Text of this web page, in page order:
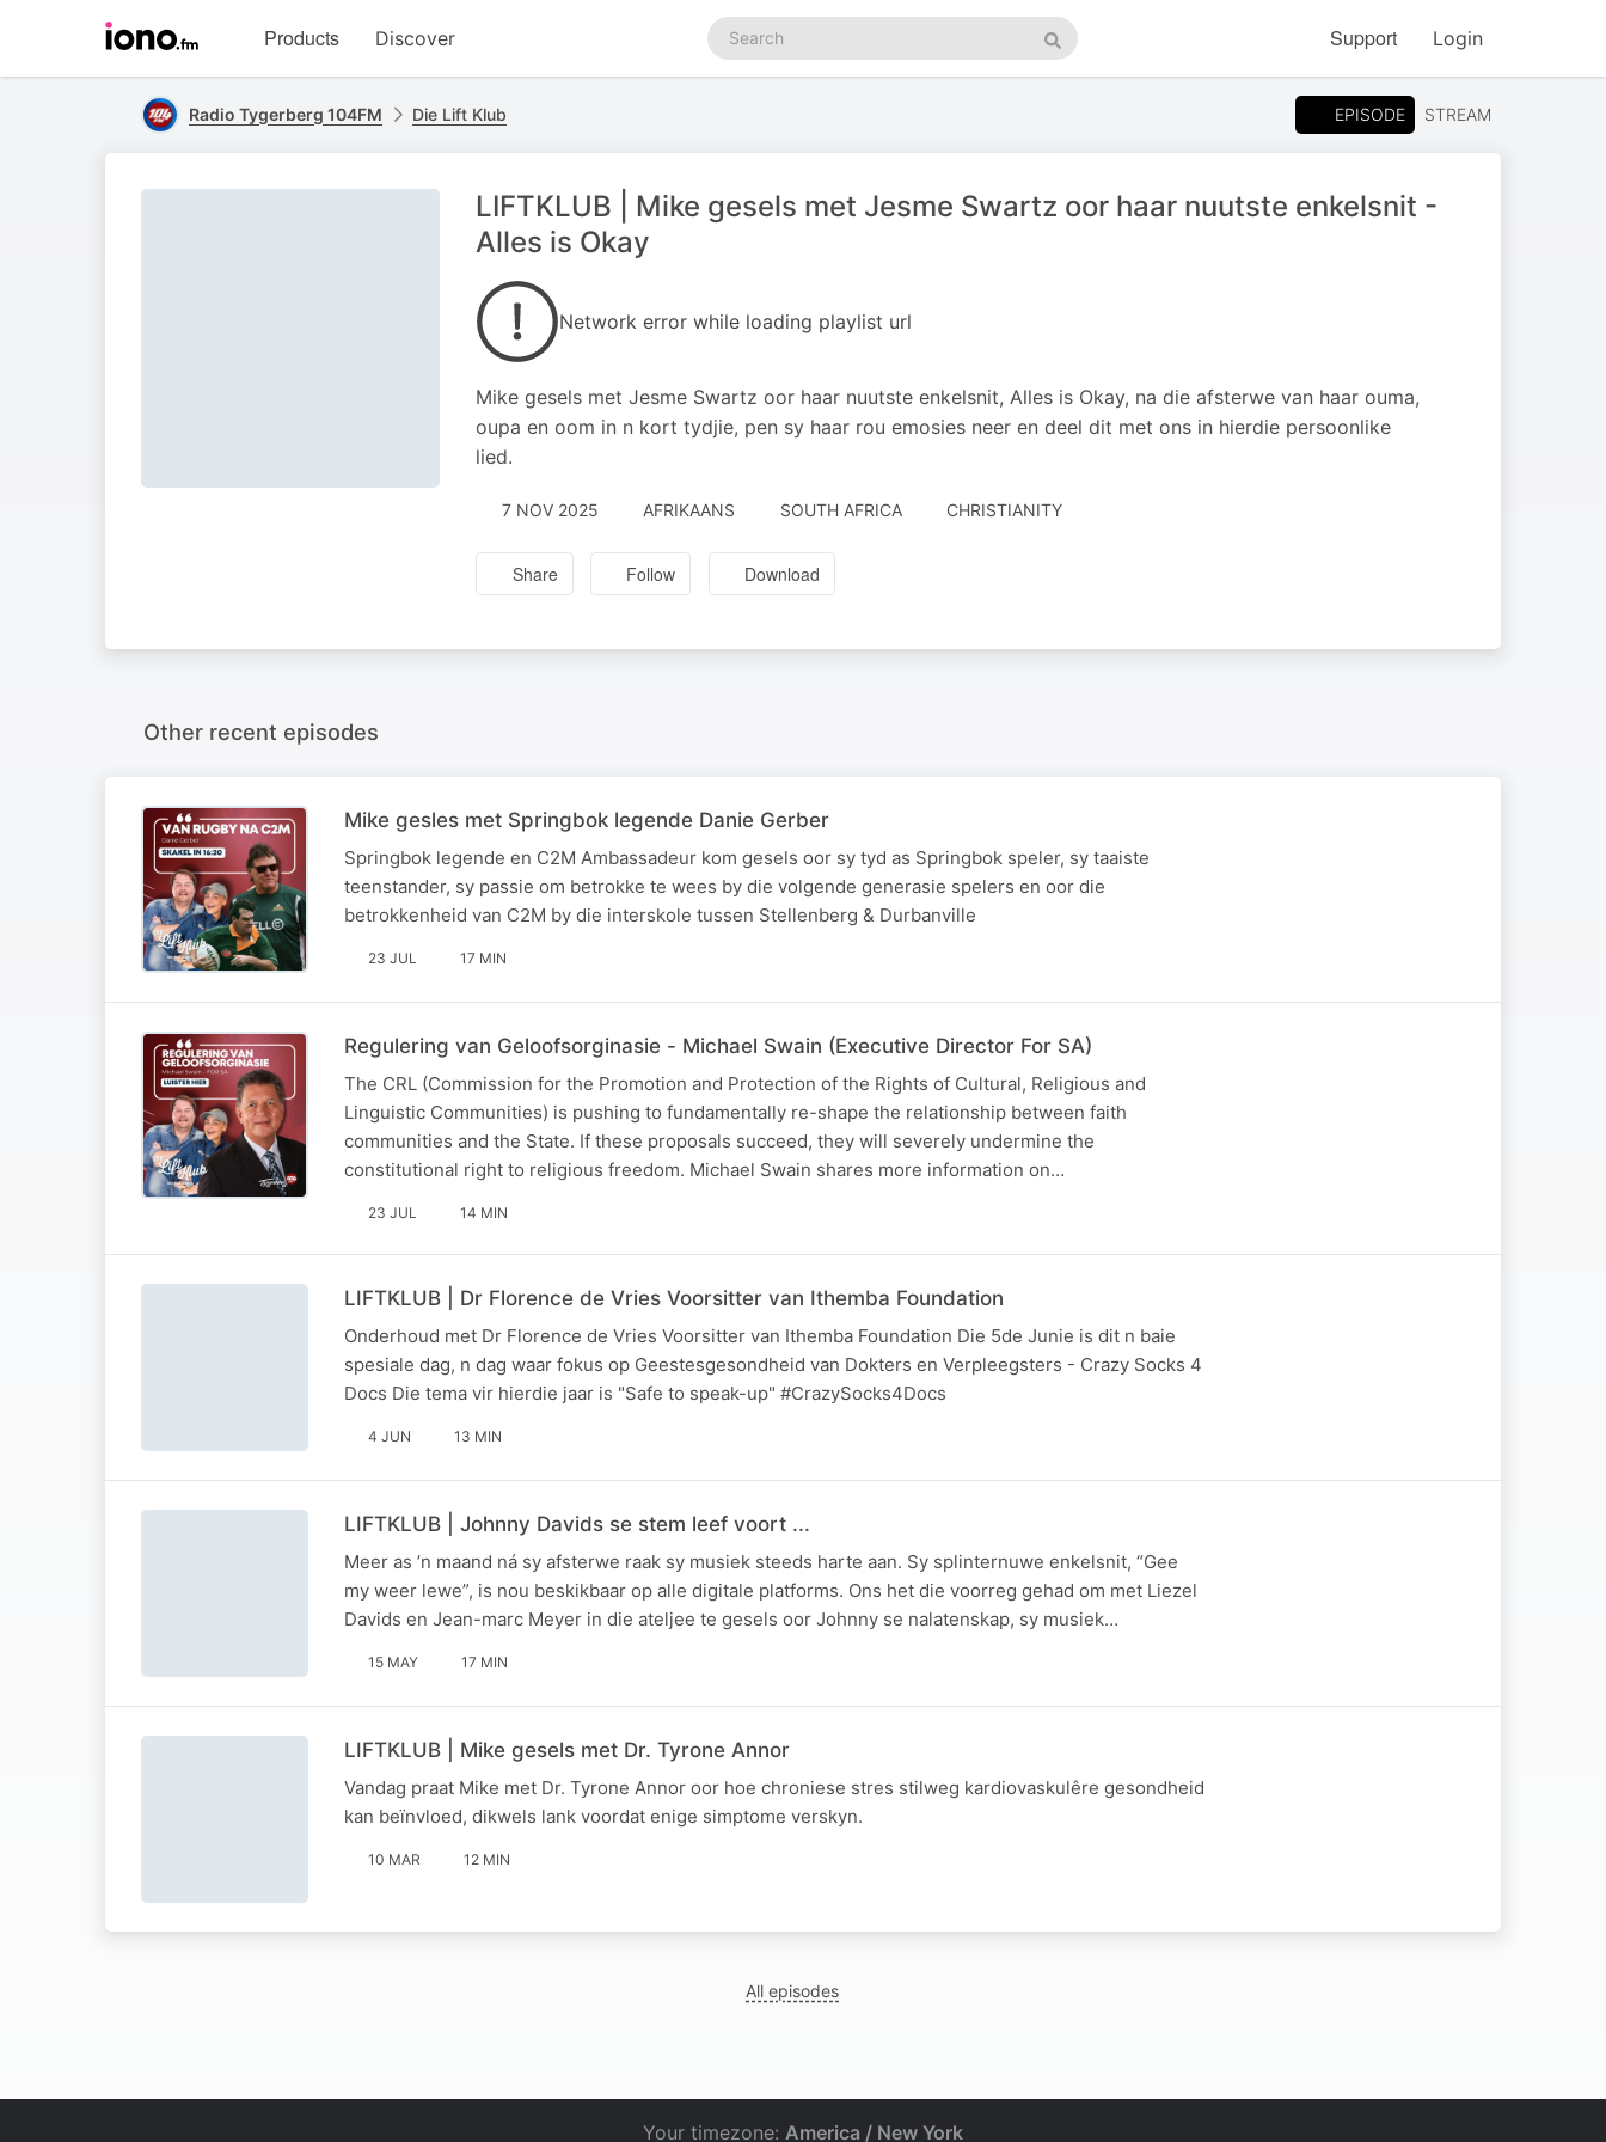
homepage
Products Discover
Search
podcasts
Search
Support Login
Radio Tygerberg 104FM Die Lift Klub EPISODE STREAM
LIFTKLUB | Mike gesels met Jesme Swartz oor haar nuutste enkelsnit -
Alles is Okay
Network error while loading playlist url
Mike gesels met Jesme Swartz oor haar nuutste enkelsnit, Alles is Okay, na die afsterwe van haar ouma,
oupa en oom in n kort tydjie, pen sy haar rou emosies neer en deel dit met ons in hierdie persoonlike
lied.
7 NOV 2025 AFRIKAANS SOUTH AFRICA CHRISTIANITY
Share Follow Download
Other recent episodes
Mike gesles met Springbok legende Danie Gerber
Springbok legende en C2M Ambassadeur kom gesels oor sy tyd as Springbok speler, sy taaiste
teenstander, sy passie om betrokke te wees by die volgende generasie spelers en oor die
betrokkenheid van C2M by die interskole tussen Stellenberg & Durbanville
23 JUL 17 MIN
Regulering van Geloofsorginasie - Michael Swain (Executive Director For SA)
The CRL (Commission for the Promotion and Protection of the Rights of Cultural, Religious and
Linguistic Communities) is pushing to fundamentally re-shape the relationship between faith
communities and the State. If these proposals succeed, they will severely undermine the
constitutional right to religious freedom. Michael Swain shares more information on…
23 JUL 14 MIN
LIFTKLUB | Dr Florence de Vries Voorsitter van Ithemba Foundation
Onderhoud met Dr Florence de Vries Voorsitter van Ithemba Foundation Die 5de Junie is dit n baie
spesiale dag, n dag waar fokus op Geestesgesondheid van Dokters en Verpleegsters - Crazy Socks 4
Docs Die tema vir hierdie jaar is "Safe to speak-up" #CrazySocks4Docs
4 JUN 13 MIN
LIFTKLUB | Johnny Davids se stem leef voort ...
Meer as ’n maand ná sy afsterwe raak sy musiek steeds harte aan. Sy splinternuwe enkelsnit, “Gee
my weer lewe”, is nou beskikbaar op alle digitale platforms. Ons het die voorreg gehad om met Liezel
Davids en Jean-marc Meyer in die ateljee te gesels oor Johnny se nalatenskap, sy musiek…
15 MAY 17 MIN
LIFTKLUB | Mike gesels met Dr. Tyrone Annor
Vandag praat Mike met Dr. Tyrone Annor oor hoe chroniese stres stilweg kardiovaskulêre gesondheid
kan beïnvloed, dikwels lank voordat enige simptome verskyn.
10 MAR 12 MIN
All episodes
Your timezone: America / New York